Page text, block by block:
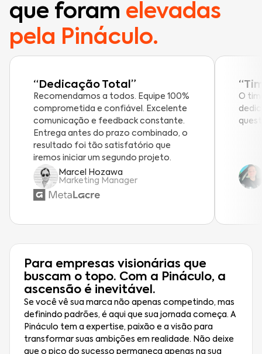
que foram elevadas
pela Pináculo.
“Dedicação Total”
Recomendamos a todos. Equipe 100%
comprometida e confiável. Excelente
comunicação e feedback constante.
Entrega antes do prazo combinado, o
resultado foi tão satisfatório que
iremos iniciar um segundo projeto.
Marcel Hozawa
Marketing Manager
O
Para empresas visionárias que
buscam o topo. Com a Pináculo, a
ascensão é inevitável.
Se você vê sua marca não apenas competindo, mas
definindo padrões, é aqui que sua jornada começa. A
Pináculo tem a expertise, paixão e a visão para
transformar suas ambições em realidade. Não deixe
que o pico do sucesso permaneça apenas na sua